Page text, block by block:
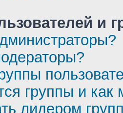
и
группы и как
лидером